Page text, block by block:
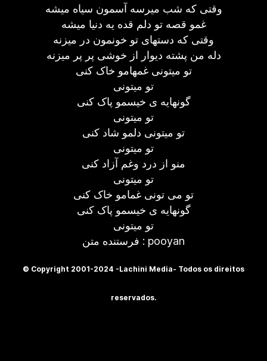
وقتی که شب میرسه آسمون سیاه میشه
غمو قصه تو دلم قده یه دنیا میشه
وقتی که دستهای تو خونمون در میزنه
دله من پشته دیوار از خوشی پر پر میزنه
تو میتونی غمهامو خاک کنی
تو میتونی
گونهایه ی خیسمو پاک کنی
تو میتونی
تو میتونی دلمو شاد کنی
تو میتونی
منو از درد وغم آزاد کنی
تو میتونی
تو می تونی غمامو خاک کنی
گونهایه ی خیسمو پاک کنی
تو میتونی
فرستنده متن : pooyan
© Copyright 2001-2024 -Lachini Media- Todos os direitos
reservados.